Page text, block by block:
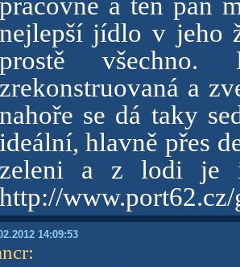
nejlepší jídlo v jeho
prostě
zrekonstruovaná a
nahoře se dá taky
ideální, hlavně přes
zeleni a z lodi je
http://www.port62.cz/
14:09:53
: